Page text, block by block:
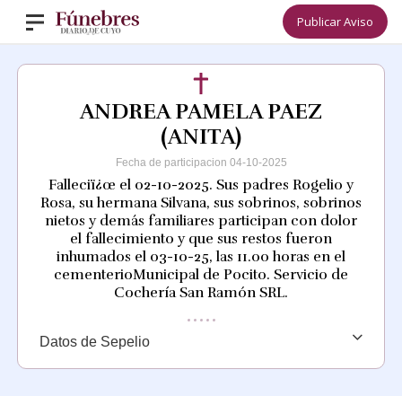
Publicar Aviso
ANDREA PAMELA PAEZ
(ANITA)
Fecha de participacion 04-10-2025
Falleciï¿œ el 02-10-2025. Sus padres Rogelio y
Rosa, su hermana Silvana, sus sobrinos, sobrinos
nietos y demás familiares participan con dolor
el fallecimiento y que sus restos fueron
inhumados el 03-10-25, las 11.00 horas en el
cementerioMunicipal de Pocito. Servicio de
Cochería San Ramón SRL.
Datos de Sepelio